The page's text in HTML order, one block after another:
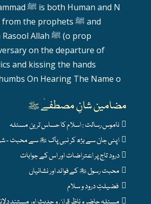
Prophet Muhammad ﷺ is both Human and N
Attaining help from the prophets ﷺ and
Calling out, Ya Rasool Allah ﷺ (o prop
on the departure of
and kissing the hands
On Hearing The Name o
مضامین شانِ مصطفےٰ ﷺ